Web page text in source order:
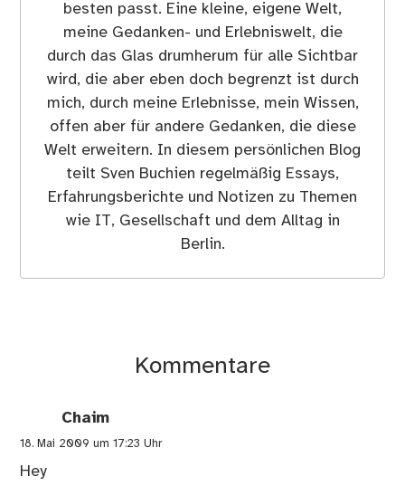
besten passt. Eine kleine, eigene Welt,
meine Gedanken- und Erlebniswelt, die
durch das Glas drumherum für alle Sichtbar
wird, die aber eben doch begrenzt ist durch
mich, durch meine Erlebnisse, mein Wissen,
offen aber für andere Gedanken, die diese
Welt erweitern. In diesem persönlichen Blog
teilt Sven Buchien regelmäßig Essays,
Erfahrungsberichte und Notizen zu Themen
wie IT, Gesellschaft und dem Alltag in
Berlin.
Kommentare
Chaim
18. Mai 2009 um 17:23 Uhr
Hey